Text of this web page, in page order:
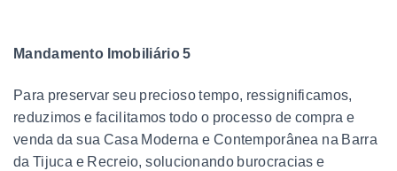
Mandamento Imobiliário 5
Para preservar seu precioso tempo, ressignificamos,
reduzimos e facilitamos todo o processo de compra e
venda da sua Casa Moderna e Contemporânea na Barra
da Tijuca e Recreio, solucionando burocracias e